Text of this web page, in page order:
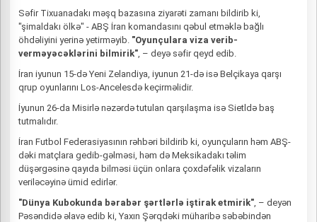
Səfir Tixuanadakı məşq bazasına ziyarəti zamanı bildirib ki,
"şimaldakı ölkə" - ABŞ İran komandasını qəbul etməklə bağlı
öhdəliyini yerinə yetirməyib. "Oyunçulara viza verib-
verməyəcəklərini bilmirik", – deyə səfir qeyd edib.
İran iyunun 15-də Yeni Zelandiya, iyunun 21-də isə Belçikaya qarşı
qrup oyunlarını Los-Ancelesdə keçirməlidir.
İyunun 26-da Misirlə nəzərdə tutulan qarşılaşma isə Sietldə baş
tutmalıdır.
İran Futbol Federasiyasının rəhbəri bildirib ki, oyunçuların həm ABŞ-
dəki matçlara gedib-gəlməsi, həm də Meksikadakı təlim
düşərgəsinə qayıda bilməsi üçün onlara çoxdəfəlik vizaların
veriləcəyinə ümid edirlər.
"Dünya Kubokunda bərabər şərtlərlə iştirak etmirik", – deyən
Pəsəndidə əlavə edib ki, Yaxın Şərqdəki müharibə səbəbindən